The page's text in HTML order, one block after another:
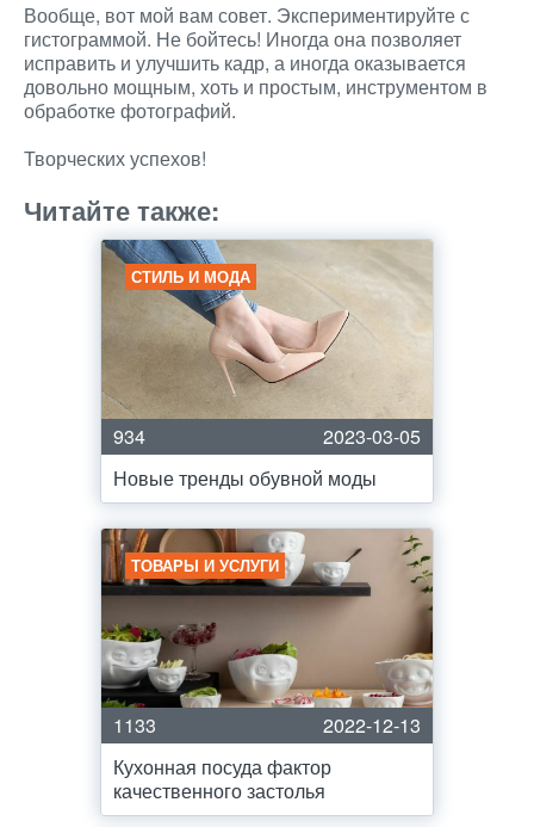
Вообще, вот мой вам совет. Экспериментируйте с
гистограммой. Не бойтесь! Иногда она позволяет
исправить и улучшить кадр, а иногда оказывается
довольно мощным, хоть и простым, инструментом в
обработке фотографий.
Творческих успехов!
Читайте также:
СТИЛЬ И МОДА
934
2023-03-05
Новые тренды обувной моды
ТОВАРЫ И УСЛУГИ
1133
2022-12-13
Кухонная посуда фактор
качественного застолья